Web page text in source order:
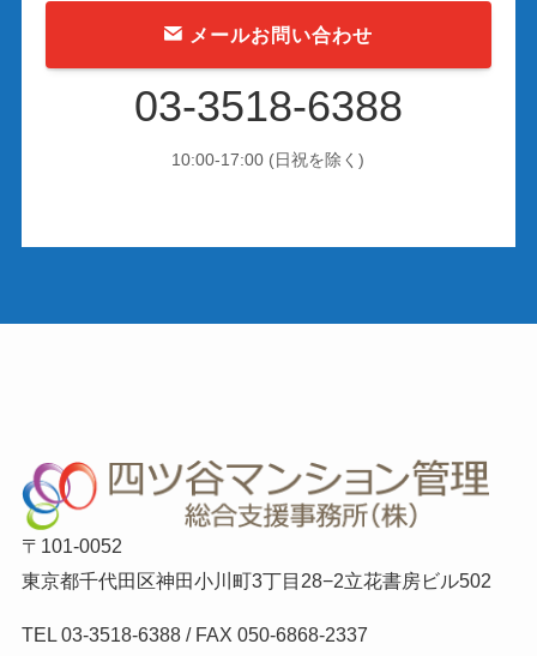
メールお問い合わせ
03-3518-6388
10:00-17:00 (日祝を除く)
〒101-0052
東京都千代田区神田小川町3丁目28−2立花書房ビル502
TEL 03-3518-6388 / FAX 050-6868-2337